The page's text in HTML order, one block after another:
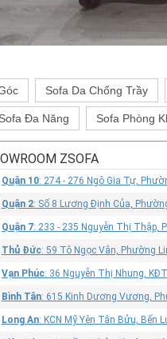
Sofa Da Chống Trầy
Sofa Đa Năng Sofa Phòng
ZSOFA
Quận 10: 274 - 276 Ngô Gia Tự,
Quận 2: Số 8 Lương Định Của,
Quận 7: 233 - 235 Nguyễn Thị Thập,
Thủ Đức: 59 Tô Ngọc Vân, Phường
Vạn Phúc: 36 Nguyễn Thị Nhung,
Bình Tân: 615 Kinh Dương Vương,
Long An: KCN Mỹ Yên Tân Bửu, Bến